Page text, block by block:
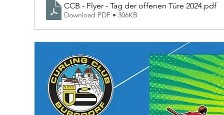
CCB - Flyer - Tag der offenen Türe 2024.pdf
Download PDF • 306KB